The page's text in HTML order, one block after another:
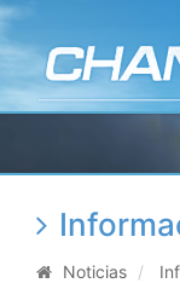
Noticias